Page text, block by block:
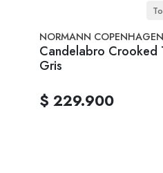
NORMANN COPENHAGEN
Candelabro Crooked
Gris
$ 229.900